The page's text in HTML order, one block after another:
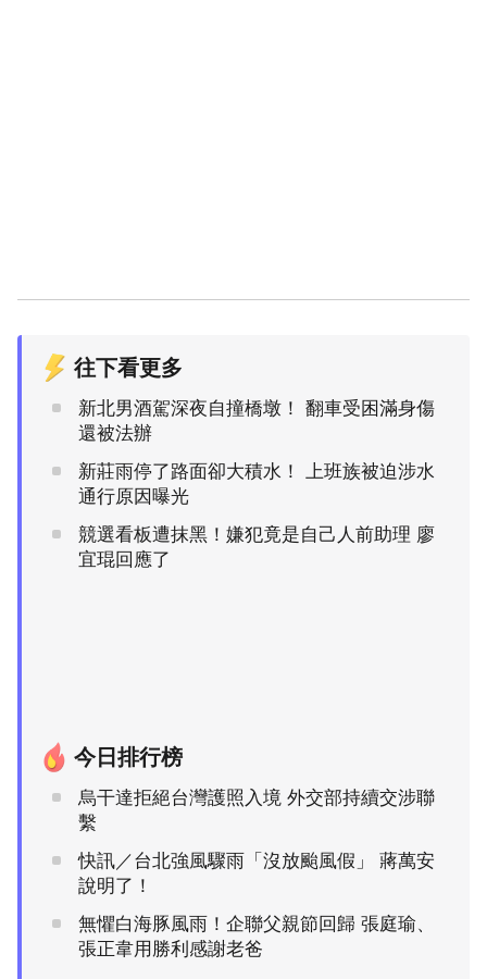
往下看更多
新北男酒駕深夜自撞橋墩！ 翻車受困滿身傷
還被法辦
新莊雨停了路面卻大積水！ 上班族被迫涉水
通行原因曝光
競選看板遭抹黑！嫌犯竟是自己人前助理 廖
宜琨回應了
今日排行榜
烏干達拒絕台灣護照入境 外交部持續交涉聯
繫
快訊／台北強風驟雨「沒放颱風假」 蔣萬安
說明了！
無懼白海豚風雨！企聯父親節回歸 張庭瑜、
張正韋用勝利感謝老爸